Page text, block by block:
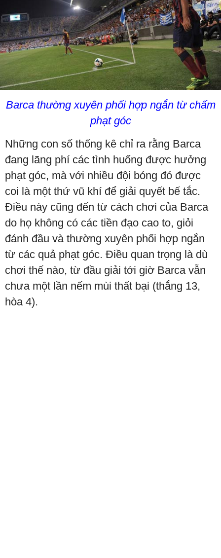
Barca thường xuyên phối hợp ngắn từ chấm
phạt góc
Những con số thống kê chỉ ra rằng Barca
đang lãng phí các tình huống được hưởng
phạt góc, mà với nhiều đội bóng đó được
coi là một thứ vũ khí để giải quyết bế tắc.
Điều này cũng đến từ cách chơi của Barca
do họ không có các tiền đạo cao to, giỏi
đánh đầu và thường xuyên phối hợp ngắn
từ các quả phạt góc. Điều quan trọng là dù
chơi thế nào, từ đầu giải tới giờ Barca vẫn
chưa một lần nếm mùi thất bại (thắng 13,
hòa 4).